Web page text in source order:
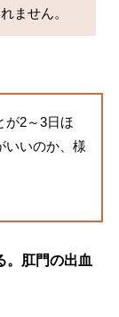
が2～3日ほ
いいのか、様
。肛門の出血